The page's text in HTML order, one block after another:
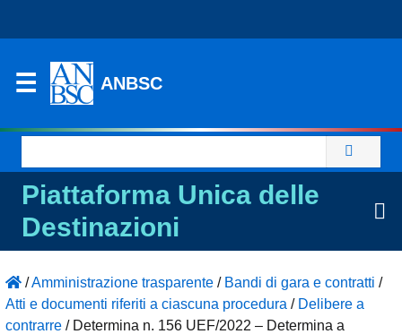
ANBSC
per:
Piattaforma Unica delle
Destinazioni
/Amministrazione trasparente / Bandi di gara e contratti /
Atti e documenti riferiti a ciascuna procedura / Delibere a
contrarre / Determina n. 156 UEF/2022 – Determina a